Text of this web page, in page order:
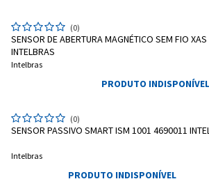
(0)
SENSOR DE ABERTURA MAGNÉTICO SEM FIO
INTELBRAS
Intelbras
PRODUTO INDISPONÍVEL
(0)
SENSOR PASSIVO SMART ISM 1001 4690011
Intelbras
PRODUTO INDISPONÍVEL